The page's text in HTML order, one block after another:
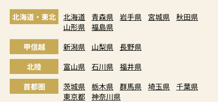
北海道・東北 北海道 青森県 岩手県 宮城県
秋田県
山形県
福島県
甲信越
新潟県 山梨県
長野県
北陸
富山県 石川県
福井県
首都圏
茨城県 栃木県 群馬県 埼玉県
千葉県
東京都
神奈川県